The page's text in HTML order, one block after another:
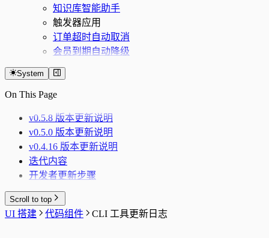
知识库智能助手
触发器应用
订单超时自动取消
会员到期自动降级
System
On This Page
v0.5.8 版本更新说明
v0.5.0 版本更新说明
v0.4.16 版本更新说明
迭代内容
开发者更新步骤
Scroll to top
UI 搭建 代码组件 CLI 工具更新日志